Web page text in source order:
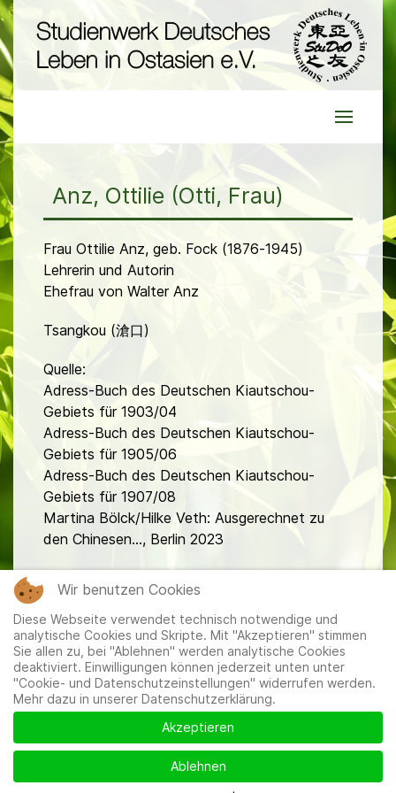
Anz, Ottilie (Otti, Frau)
Frau Ottilie Anz, geb. Fock (1876-1945)
Lehrerin und Autorin
Ehefrau von Walter Anz
Tsangkou (滄口)
Quelle:
Adress-Buch des Deutschen Kiautschou-
Gebiets für 1903/04
Adress-Buch des Deutschen Kiautschou-
Gebiets für 1905/06
Adress-Buch des Deutschen Kiautschou-
Gebiets für 1907/08
Martina Bölck/Hilke Veth: Ausgerechnet zu
den Chinesen..., Berlin 2023
Mitglieder|Impressum|Datenschutzerklärung|Cookie-
und Datenschutzeinstellungen
Wir benutzen Cookies
Diese Webseite verwendet technisch notwendige und
analytische Cookies und Skripte. Mit "Akzeptieren" stimmen
Sie allen zu, bei "Ablehnen" werden analytische Cookies
deaktiviert. Einwilligungen können jederzeit unten unter
"Cookie- und Datenschutzeinstellungen" widerrufen werden.
Mehr dazu in unserer Datenschutzerklärung.
Akzeptieren
Ablehnen